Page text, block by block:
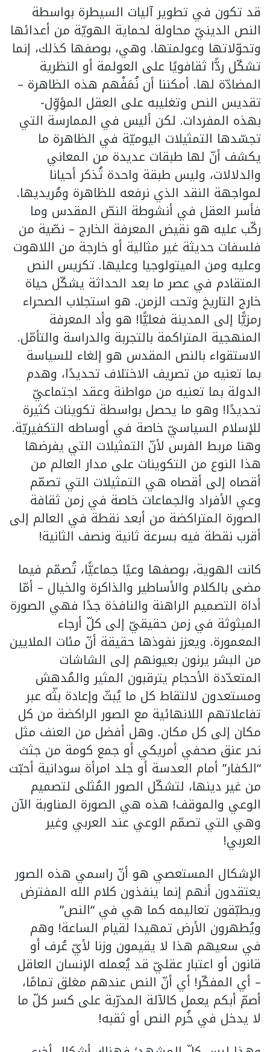
قد تكون في تطوير آليات السيطرة بواسطة
النص الدينيّ محاولة لحماية الهويّة من أعدائها
وتحوّلاتها وعولمتها. وهي، بوصفها كذلك، إنما
تشكّل ردًّا ثقافويًا على العولمة أو النظرية
المضادّة لها. أمكننا أن نُمَفْهم هذه الظاهرة –
تقديس النص وتغليبه على العقل المؤوِّل-
بهذه المفردات. لكن أليس في الممارسة التي
تجسّدها التمثيلات اليوميّة في الظاهرة ما
يكشف أنّ لها طبقات عديدة من المعاني
والدلالات، وليس طبقة واحدة تُذكر أحيانا
لمواجهة النقد الذي نرفعه للظاهرة ومُريديها.
فأسر العقل في أنشوطة النصّ المقدس وما
ركّب عليه هو نقيض المعرفة الخارج – نصّية من
فلسفات حديثة غير مثالية أو خارجة من اللاهوت
وعليه ومن الميتولوجيا وعليها. تكريس النص
المتقادم في عصر ما بعد الحداثة يشكّل حياة
خارج التاريخ وتحت الزمن. هو استجلاب الصحراء
رمزيًّا إلى المدينة فعليًّا! هو وأد المعرفة
المنهجية المتراكمة بالتجربة والدراسة والتأمّل.
الاستقواء بالنص المقدس هو إلغاء للسياسة
بما تعنيه من تصريف الاختلاف تحديدًا، وهدم
الدولة بما تعنيه من مواطنة وعقد اجتماعيّ
تحديدًا! وهو ما يحصل بواسطة تكوينات كثيرة
للإسلام السياسيّ خاصة في أوساطه التكفيريّة.
وهنا مربط الفرس لأنّ التمثيلات التي يفرضها
هذا النوع من التكوينات على مدار العالم من
أقصاه إلى أقصاه هي التمثيلات التي تصمّم
وعي الأفراد والجماعات خاصة في زمن ثقافة
الصورة المتراكضة من أبعد نقطة في العالم إلى
أقرب نقطة فيه بسرعة ثانية ونصف الثانية!
كانت الهوية، بوصفها وعيًا جماعيًّا، تُصمّم فيما
مضى بالكلام والأساطير والذاكرة والخيال – أمّا
أداة التصميم الراهنة والنافذة جدًا فهي الصورة
المبثوثة في زمن حقيقيّ إلى كلّ أرجاء
المعمورة. ويعزز نفوذها حقيقة أنّ مئات الملايين
من البشر يرنون بعيونهم إلى الشاشات
المتعدّدة الأحجام يترقبون المثير والمُدهش
ومستعدون لالتقاط كل ما يُبثّ وإعادة بثّه عبر
تفاعلاتهم اللانهائية مع الصور الراكضة من كل
مكان إلى كل مكان. وهل أفضل من العنف مثل
نحر عنق صحفي أمريكي أو جمع كومة من جثث
“الكفار” أمام العدسة أو جلد امرأة سودانية أحبّت
من غير دينها، لتشكّل الصور المُثلى لتصميم
الوعي والموقف! هذه هي الصورة المناوبة الآن
وهي التي تصمّم الوعي عند العربي وغير
العربي!
الإشكال المستعصي هو أنّ راسمي هذه الصور
يعتقدون أنهم إنما ينفذون كلام الله المفترض
ويطبّقون تعاليمه كما هي في “النص”
ويُطهرون الأرض تمهيدا لقيام الساعة! وهم
في سعيهم هذا لا يقيمون وزنا لأيّ عُرف أو
قانون أو اعتبار عقليّ قد يُعمله الإنسان العاقل
– أي المفكّر! أي أنّ النص عندهم مغلق تمامًا،
أصمّ أبكم يعمل كالآلة المدرّبة على كسر كلّ ما
لا يدخل في خُرم النص أو ثقبه!